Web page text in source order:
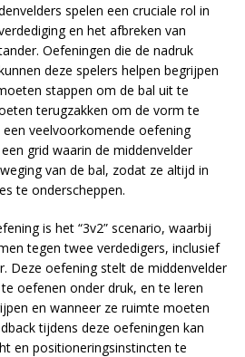
spelen een cruciale rol in
en het afbreken van
Oefeningen die de nadruk
deze spelers helpen begrijpen
stappen om de bal uit te
terugzakken om de vorm te
veelvoorkomende oefening
grid waarin de middenvelder
van de bal, zodat ze altijd in
te onderscheppen.
is het “3v2” scenario, waarbij
tegen twee verdedigers, inclusief
Deze oefening stelt de middenvelder
oefenen onder druk, en te leren
en wanneer ze ruimte moeten
tijdens deze oefeningen kan
en positioneringsinstincten te